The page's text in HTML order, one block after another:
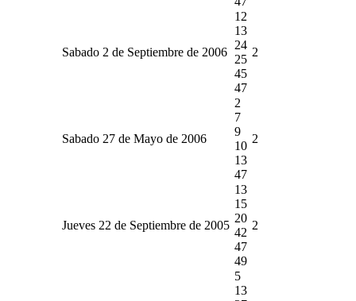
Sabado 2 de Septiembre de 2006
12
13
24
25
45
47
2
Sabado 27 de Mayo de 2006
2
7
9
10
13
47
2
Jueves 22 de Septiembre de 2005
13
15
20
42
47
49
2
5
13